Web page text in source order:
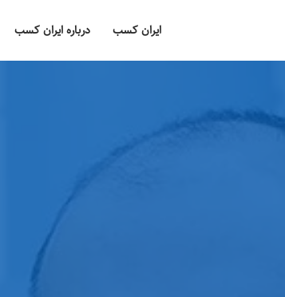
ایران کسب درباره ایران کسب